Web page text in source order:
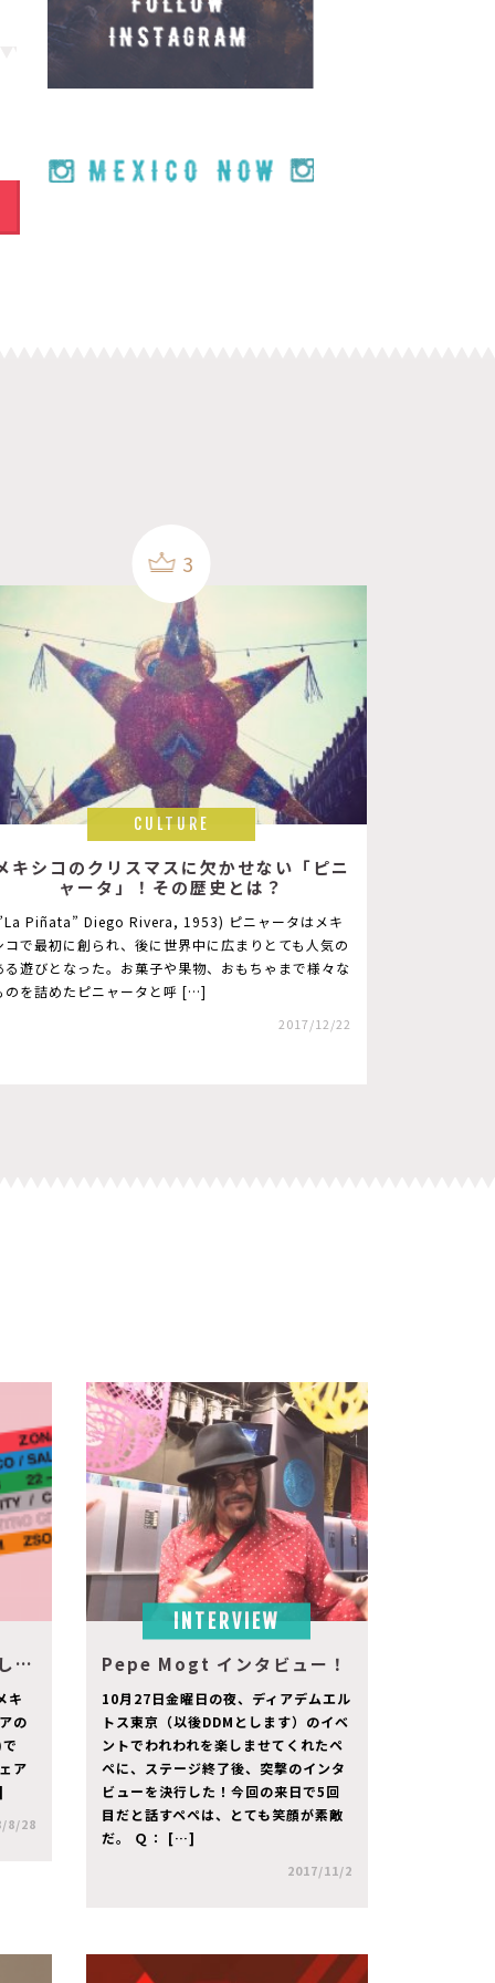
3
CULTURE
キシコのクリスマスに欠かせない「ピニ
ャータ」！その歴史とは？
Piñata” Diego Rivera, 1953) ピニャータはメキ
コで最初に創られ、後に世界中に広まりとても人気の
る遊びとなった。お菓子や果物、おもちゃまで様々な
のを詰めたピニャータと呼 […]
2017/12/22
ZONA MACOは開催しました！
の
ア
8/28
INTERVIEW
Pepe Mogt インタビュー！
10月27日金曜日の夜、ディアデムエル
トス東京（以後DDMとします）のイベ
ントでわれわれを楽しませてくれたペ
ペに、ステージ終了後、突撃のインタ
ビューを決行した！今回の来日で5回
目だと話すペペは、とても笑顔が素敵
だ。 Ｑ： […]
2017/11/2